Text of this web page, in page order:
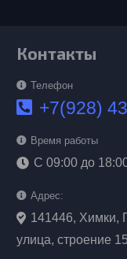
Контакты
Телефон
+7(928)
Время работы
С 09:00 до
Адрес:
141446, Химки,
улица, строение 15